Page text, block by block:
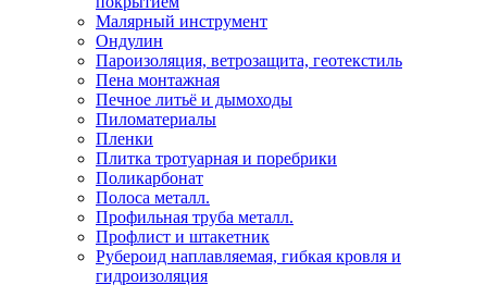
Малярный инструмент
Ондулин
Пароизоляция, ветрозащита, геотекстиль
Пена монтажная
Печное литьё и дымоходы
Пиломатериалы
Пленки
Плитка тротуарная и поребрики
Поликарбонат
Полоса металл.
Профильная труба металл.
Профлист и штакетник
Рубероид наплавляемая, гибкая кровля и
гидроизоляция